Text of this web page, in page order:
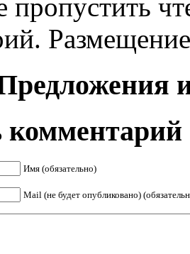
комментарий
Имя (обязательно)
Mail (не будет опубликовано)